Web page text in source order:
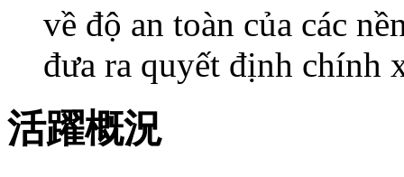
về độ an toàn của các
đưa ra quyết định chính
活躍概況